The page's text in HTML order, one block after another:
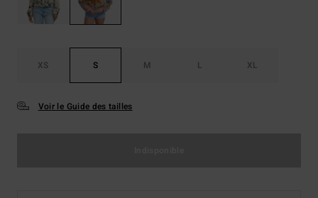
XS S M L XL
Voir le Guide des tailles